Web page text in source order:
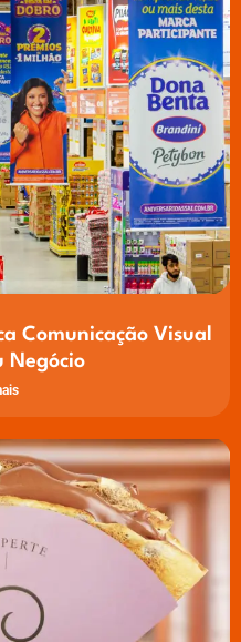
Comunicação Visual
Negócio